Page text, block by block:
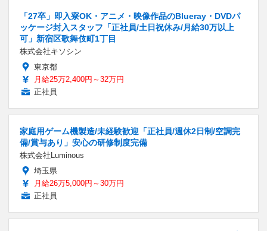
「27卒」即入寮OK・アニメ・映像作品のBlueray・DVDパ
ッケージ封入スタッフ「正社員/土日祝休み/月給30万以上
可」新宿区歌舞伎町1丁目
株式会社キソシン
東京都
月給25万2,400円～32万円
正社員
家庭用ゲーム機製造/未経験歓迎「正社員/週休2日制/空調完
備/賞与あり」安心の研修制度完備
株式会社Luminous
埼玉県
月給26万5,000円～30万円
正社員